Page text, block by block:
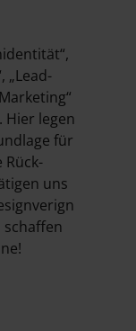
„Lead­
legen
für
Rück­
uns
schaffen